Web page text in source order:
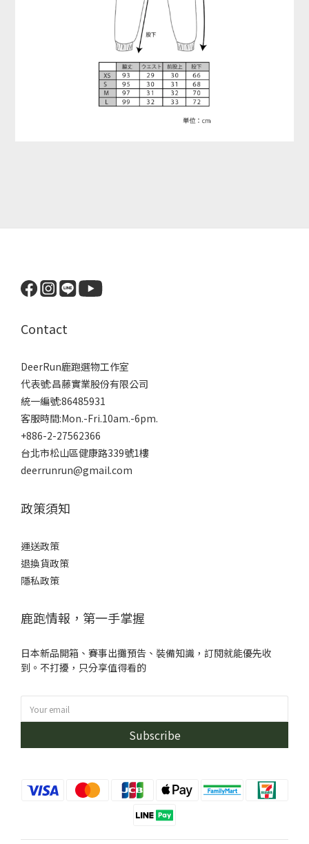
Contact
DeerRun鹿跑選物工作室
代表號:昌藤實業股份有限公司
統一編號:86485931
客服時間:Mon.-Fri.10am.-6pm.
+886-2-27562366
台北市松山區健康路339號1樓
deerrunrun@gmail.com
政策須知
運送政策
退換貨政策
隱私政策
鹿跑情報，第一手掌握
日本新品開箱、賽事出攤預告、裝備知識，訂閱就能優先收
到。不打擾，只分享值得看的
Subscribe